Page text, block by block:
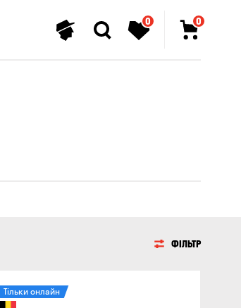
0 0
ФІЛЬТР
Тільки онлайн